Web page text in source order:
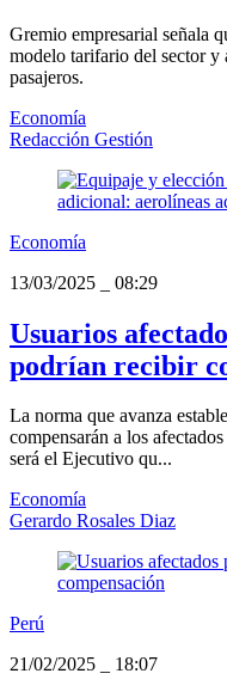
Gremio empresarial señala
modelo tarifario del sector y
pasajeros.
Economía
Redacción Gestión
Economía
13/03/2025
08:29
Usuarios
podrían recibir
La norma que avanza
compensarán a los
será el Ejecutivo qu...
Economía
Gerardo Rosales Diaz
Perú
21/02/2025
18:07